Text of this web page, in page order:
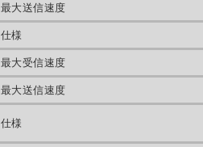
最大送信速度
仕様
最大受信速度
最大送信速度
仕様